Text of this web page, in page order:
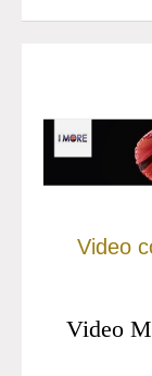
Video
Video